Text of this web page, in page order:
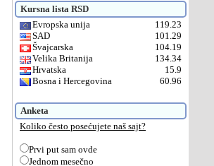
Kursna lista RSD
Evropska unija
119.23
SAD
101.29
Švajcarska
104.19
Velika Britanija
134.34
Hrvatska
15.9
Bosna i Hercegovina
60.96
Anketa
Koliko često posećujete naš sajt?
Prvi put sam ovde
Jednom mesečno